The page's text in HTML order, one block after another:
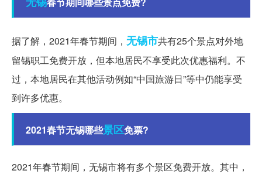
据了解，2021年春节期间， 无锡市共有25个景点对外地
留锡职工免费开放，但本地居民不享受此次优惠福利。不
过，本地居民在其他活动例如“中国旅游日”等中仍能享受
到许多优惠。
2021春节无锡哪些景区免票?
2021年春节期间，无锡市将有多个景区免费开放。其中，